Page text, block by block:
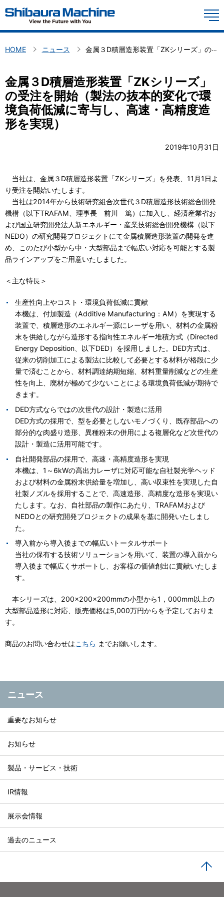
YouTube
会社概要
調達品目
取引先通報制度
ダウンロード
投資家情報
投資家の皆様へ
中期経営計画、長期ビジョン
コーポレート・ガバナンス
株主との対話を促進するための体制整備・取り組みに関する方針
ディスクロージャーポリシー
IRカレンダー
会社のリスク
業績・財務情報
株式情報
株価情報
株主総会
決算短信・決算短信補足資料
決算説明資料
公表資料
有価証券報告書・半期報告書
事業報告書・中間報告書
統合報告書
コーポレートガバナンス報告書
採用情報
Global 日本語
English 中文
HOME ニュース 金属３D積層造形装置「ZKシリーズ」の受注を開始（製法の抜本的変化で環境負荷低減に寄与し、高速・高精度造形を実現）
金属３D積層造形装置「ZKシリーズ」
の受注を開始（製法の抜本的変化で環
境負荷低減に寄与し、高速・高精度造
形を実現）
2019年10月31日
当社は、金属３D積層造形装置「ZKシリーズ」を発表、11月1日よ
り受注を開始いたします。
当社は2014年から技術研究組合次世代３D積層造形技術総合開発
機構（以下TRAFAM、理事長 前川 篤）に加入し、経済産業省お
よび国立研究開発法人新エネルギー・産業技術総合開発機構（以下
NEDO）の研究開発プロジェクトにて金属積層造形装置の開発を進
め、このたび小型から中・大型部品まで幅広い対応を可能とする製
品ラインアップをご用意いたしました。
＜主な特長＞
生産性向上やコスト・環境負荷低減に貢献
本機は、付加製造（Additive Manufacturing：AM）を実現する
装置で、積層造形のエネルギー源にレーザを用い、材料の金属粉
末を供給しながら造形する指向性エネルギー堆積方式（Directed
Energy Deposition、以下DED）を採用しました。DED方式は、
従来の切削加工による製法に比較して必要とする材料が格段に少
量で済むことから、材料調達納期短縮、材料重量削減などの生産
性を向上、廃材が極めて少ないことによる環境負荷低減が期待で
きます。
DED方式ならではの次世代の設計・製造に活用
DED方式の採用で、型を必要としないモノづくり、既存部品への
部分的な肉盛り造形、異種粉末の併用による複層化など次世代の
設計・製造に活用可能です。
自社開発部品の採用で、高速・高精度造形を実現
本機は、1～6kWの高出力レーザに対応可能な自社製光学ヘッド
および材料の金属粉末供給量を増加し、高い収束性を実現した自
社製ノズルを採用することで、高速造形、高精度な造形を実現い
たします。なお、自社部品の製作にあたり、TRAFAMおよび
NEDOとの研究開発プロジェクトの成果を基に開発いたしまし
た。
導入前から導入後までの幅広いトータルサポート
当社の保有する技術ソリューションを用いて、装置の導入前から
導入後まで幅広くサポートし、お客様の価値創出に貢献いたしま
す。
本シリーズは、200×200×200mmの小型から1，000mm以上の
大型部品造形に対応、販売価格は5,000万円からを予定しておりま
す。
商品のお問い合わせはこちら までお願いします。
ニュース
重要なお知らせ
お知らせ
製品・サービス・技術
IR情報
展示会情報
過去のニュース